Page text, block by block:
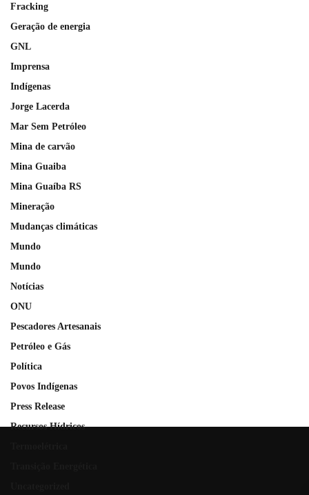
Fracking
Geração de energia
GNL
Imprensa
Indígenas
Jorge Lacerda
Mar Sem Petróleo
Mina de carvão
Mina Guaiba
Mina Guaíba RS
Mineração
Mudanças climáticas
Mundo
Mundo
Notícias
ONU
Pescadores Artesanais
Petróleo e Gás
Política
Povos Indígenas
Press Release
Recursos Hídricos